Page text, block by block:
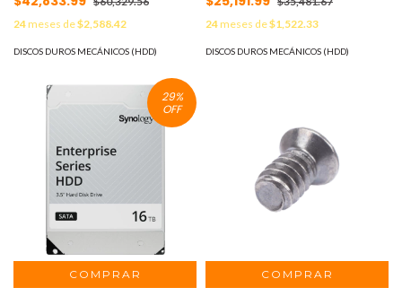
Puertos 2.5GbE | Soporte
10GbE | Almacenamiento en
Caché SSD | Hasta 300 TB de
Virtualización y Vigilancia.
MOD: DS1525+
24meses de$2,588.42
DISCOS DUROS MECÁNICOS (HDD)
12TB / 7200RPM / NAS
SYNOLOGY HAT5300-12T
24meses de$1,522.33
DISCOS DUROS MECÁNICOS (HDD)
29%
OFF